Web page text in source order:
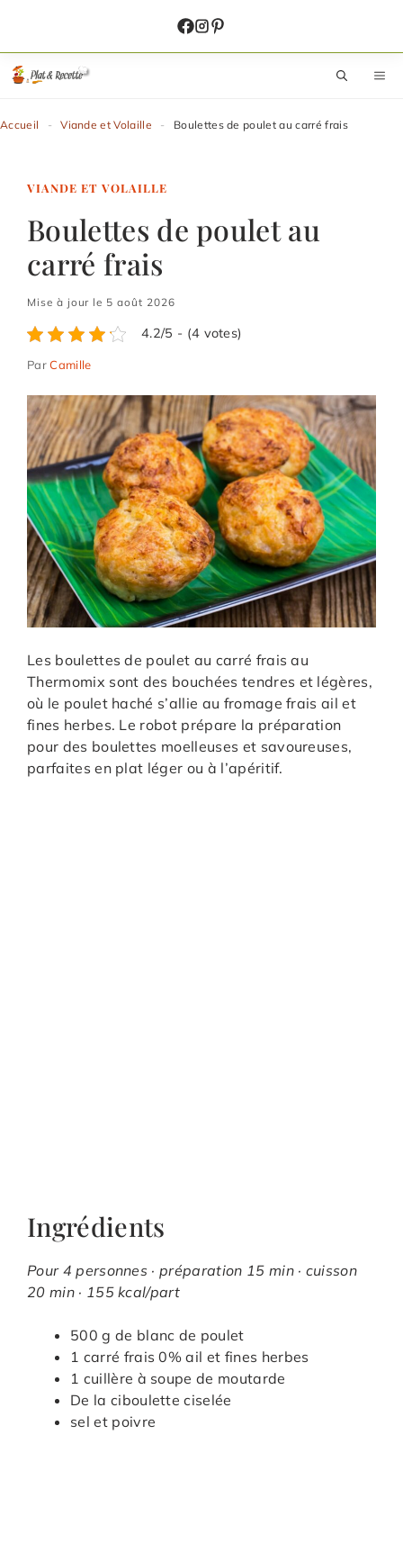
contenu
Accueil - Viande et Volaille - Boulettes de poulet au carré frais
VIANDE ET VOLAILLE
Boulettes de poulet au
carré frais
Mise à jour le 5 août 2026
4.2/5 - (4 votes)
ParCamille
Les boulettes de poulet au carré frais au
Thermomix sont des bouchées tendres et légères,
où le poulet haché s’allie au fromage frais ail et
fines herbes. Le robot prépare la préparation
pour des boulettes moelleuses et savoureuses,
parfaites en plat léger ou à l’apéritif.
Ingrédients
Pour 4 personnes · préparation 15 min · cuisson
20 min · 155 kcal/part
500 g de blanc de poulet
1 carré frais 0% ail et fines herbes
1 cuillère à soupe de moutarde
De la ciboulette ciselée
sel et poivre